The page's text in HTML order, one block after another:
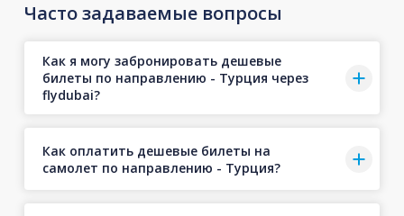
Часто задаваемые вопросы
Как я могу забронировать дешевые
билеты по направлению - Турция через
flydubai?
Как оплатить дешевые билеты на
самолет по направлению - Турция?